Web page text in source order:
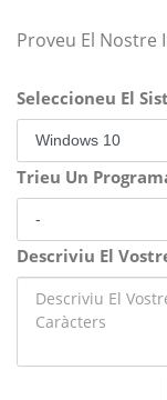
Proveu El Nostre
Seleccioneu El
Trieu Un
Descriviu El